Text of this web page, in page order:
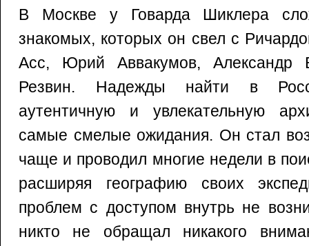
В Москве у Говарда Шиклера
знакомых, которых он свел с
Асс, Юрий Аввакумов, Александр
Резвин. Надежды найти в
аутентичную и увлекательную
самые смелые ожидания. Он стал
чаще и проводил многие недели в
расширяя географию своих
проблем с доступом внутрь не
никто не обращал никакого